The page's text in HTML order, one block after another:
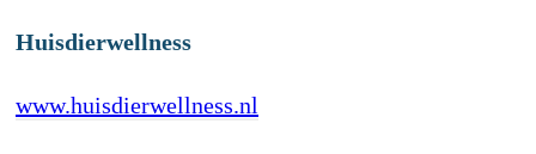
Huisdierwellness
www.huisdierwellness.nl